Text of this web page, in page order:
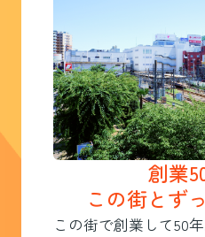
創業
この街とず
この街で創業して50